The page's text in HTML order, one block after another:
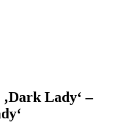
Lady‘ –